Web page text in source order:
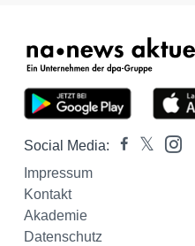
Social Media:
Impressum
Kontakt
Akademie
Datenschutz